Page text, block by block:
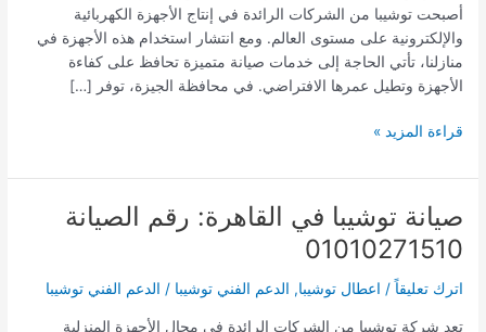
أصبحت توشيبا من الشركات الرائدة في إنتاج الأجهزة الكهربائية
والإلكترونية على مستوى العالم. ومع انتشار استخدام هذه الأجهزة في
منازلنا، تأتي الحاجة إلى خدمات صيانة متميزة تحافظ على كفاءة
الأجهزة وتطيل عمرها الافتراضي. في محافظة الجيزة، توفر […]
قراءة المزيد »
صيانة توشيبا في القاهرة: رقم الصيانة
01010271510
اترك تعليقاً / اعطال توشيبا, الدعم الفني توشيبا / الدعم الفني توشيبا
تعد شركة توشيبا من الشركات الرائدة في مجال الأجهزة المنزلية
صيانة
توشيبا
في
القاهرة: